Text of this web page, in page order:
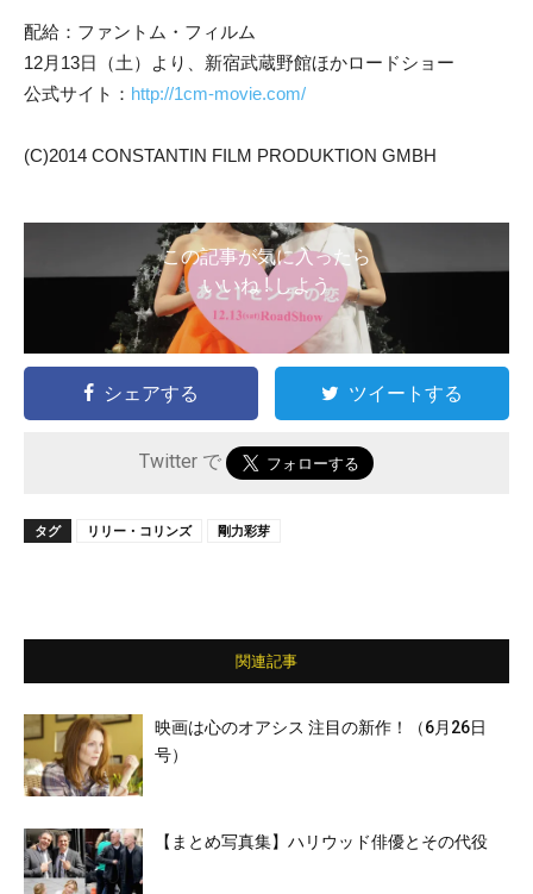
配給：ファントム・フィルム
12月13日（土）より、新宿武蔵野館ほかロードショー
公式サイト： http://1cm-movie.com/
(C)2014 CONSTANTIN FILM PRODUKTION GMBH
この記事が気に入ったら
いいね ! しよう
シェアする ツイートする
Twitter で
タグ リリー・コリンズ 剛力彩芽
関連記事
映画は心のオアシス 注目の新作！（6月26日
号）
【まとめ写真集】ハリウッド俳優とその代役